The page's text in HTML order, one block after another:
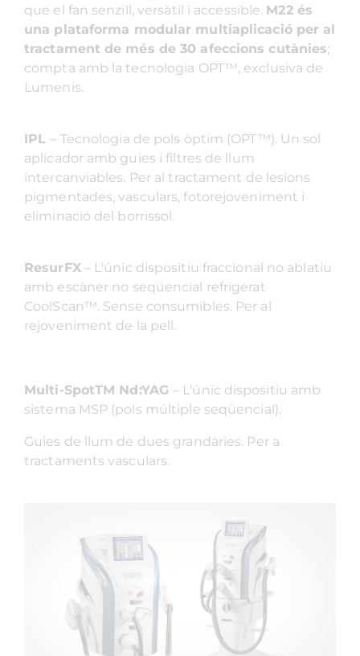
que el fan senzill, versàtil i accessible. M22 és
una plataforma modular multiaplicació per al
tractament de més de 30 afeccions cutànies;
compta amb la tecnologia OPT™, exclusiva de
Lumenis.
IPL– Tecnologia de pols òptim (OPT™). Un sol
aplicador amb guies i filtres de llum
intercanviables. Per al tractament de lesions
pigmentades, vasculars, fotorejoveniment i
eliminació del borrissol.
ResurFX– L'únic dispositiu fraccional no ablatiu
amb escàner no seqüencial refrigerat
CoolScan™. Sense consumibles. Per al
rejoveniment de la pell.
Multi-SpotTM Nd:YAG – L'únic dispositiu amb
sistema MSP (pols múltiple seqüencial).
Guies de llum de dues grandàries. Per a
tractaments vasculars.